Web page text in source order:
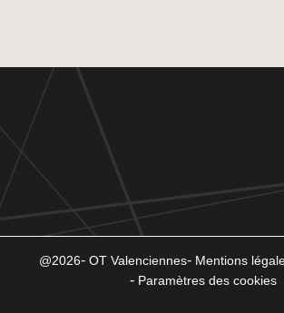
@2026 OT Valenciennes Mentions
Paramètres des cookies